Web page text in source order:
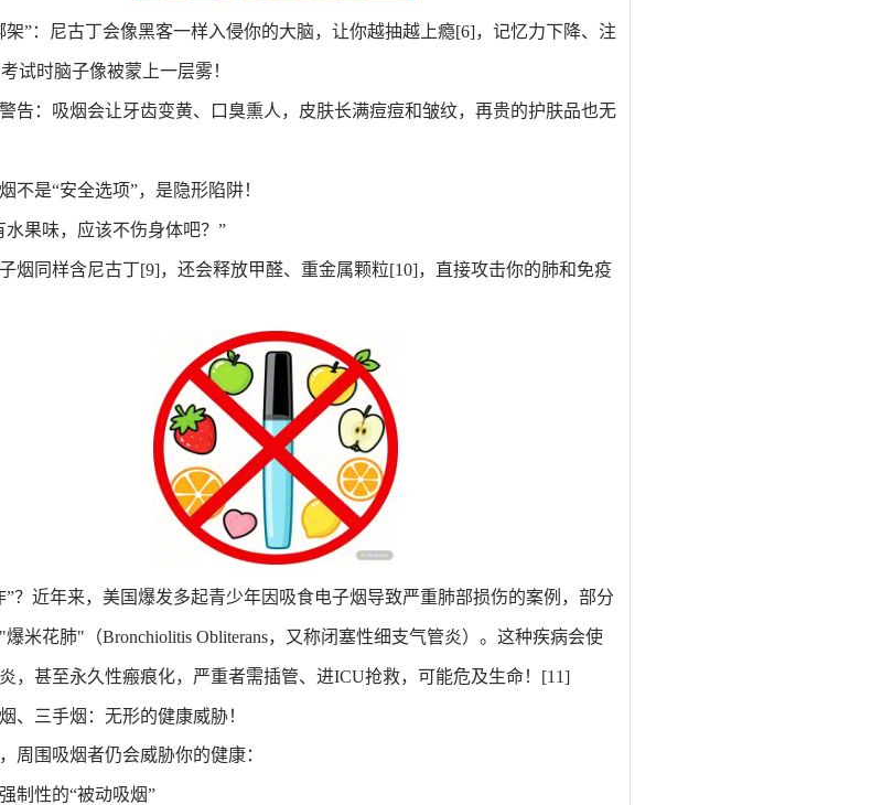
架”： 尼古丁会像黑客一样入侵你的大脑，让你越抽越 上瘾[6]，记忆力下降、注
试时脑子像被蒙上一层雾！
告： 吸烟会让牙齿变黄、口臭熏人，皮肤长满痘痘和皱纹，再贵的护肤品也无
不是“安全选项”，是隐形陷阱！
水果味，应该不伤身体吧？ ”
烟同样含尼古丁[9]，还会释放甲醛、重金属颗粒[10]，直接攻击你的肺和免疫
”？ 近年来，美国爆发多起青少年因吸食电子烟导致严重肺部损伤的案例，部分
米花肺"（Bronchiolitis Obliterans，又称闭塞性细支气管炎）。这种疾病会使
，甚至永久性瘢痕化，严重者需插管、进ICU抢救，可能危及生命！ [11]
、三手烟：无形的健康威胁！
周围吸烟者仍会威胁你的健康：
制性的“被动吸烟”